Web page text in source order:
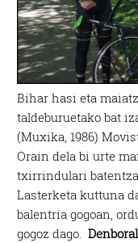
Bihar hasi eta
taldeburuetako bat
(Muxika, 1986)
Orain dela bi urte
txirrindulari
Lasterketa kuttuna
balentria gogoan,
gogoz dago.